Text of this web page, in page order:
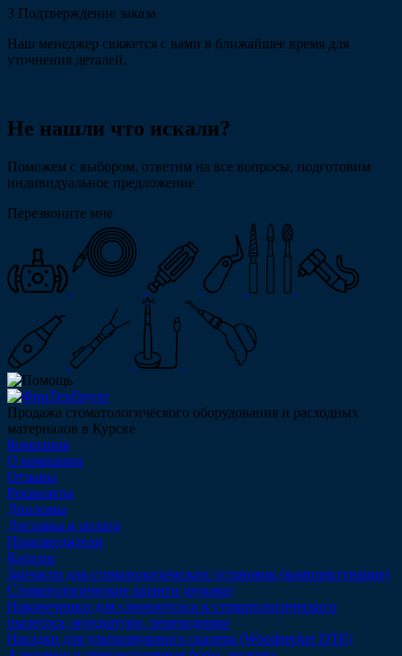
3 Подтверждение заказа
Наш менеджер свяжется с вами в ближайшее время для
уточнения деталей.
Не нашли что искали?
Поможем с выбором, ответим на все вопросы, подготовим
индивидуальное предложение
Перезвоните мне
Продажа стоматологического оборудования и расходных
материалов в Курске
Компания
О компании
Отзывы
Реквизиты
Дипломы
Доставка и оплата
Производители
Каталог
Запчасти для стоматологических установок (комплектующие)
Стоматологические шланги (рукава)
Наконечники для слюноотсоса и стоматологического
пылесоса, мундштуки, переходники
Насадки для ультразвукового скалера (Woodpecker DTE)